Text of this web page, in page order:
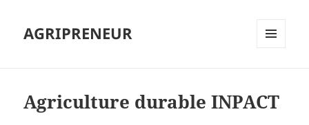
AGRIPRENEUR
Agriculture durable INPACT